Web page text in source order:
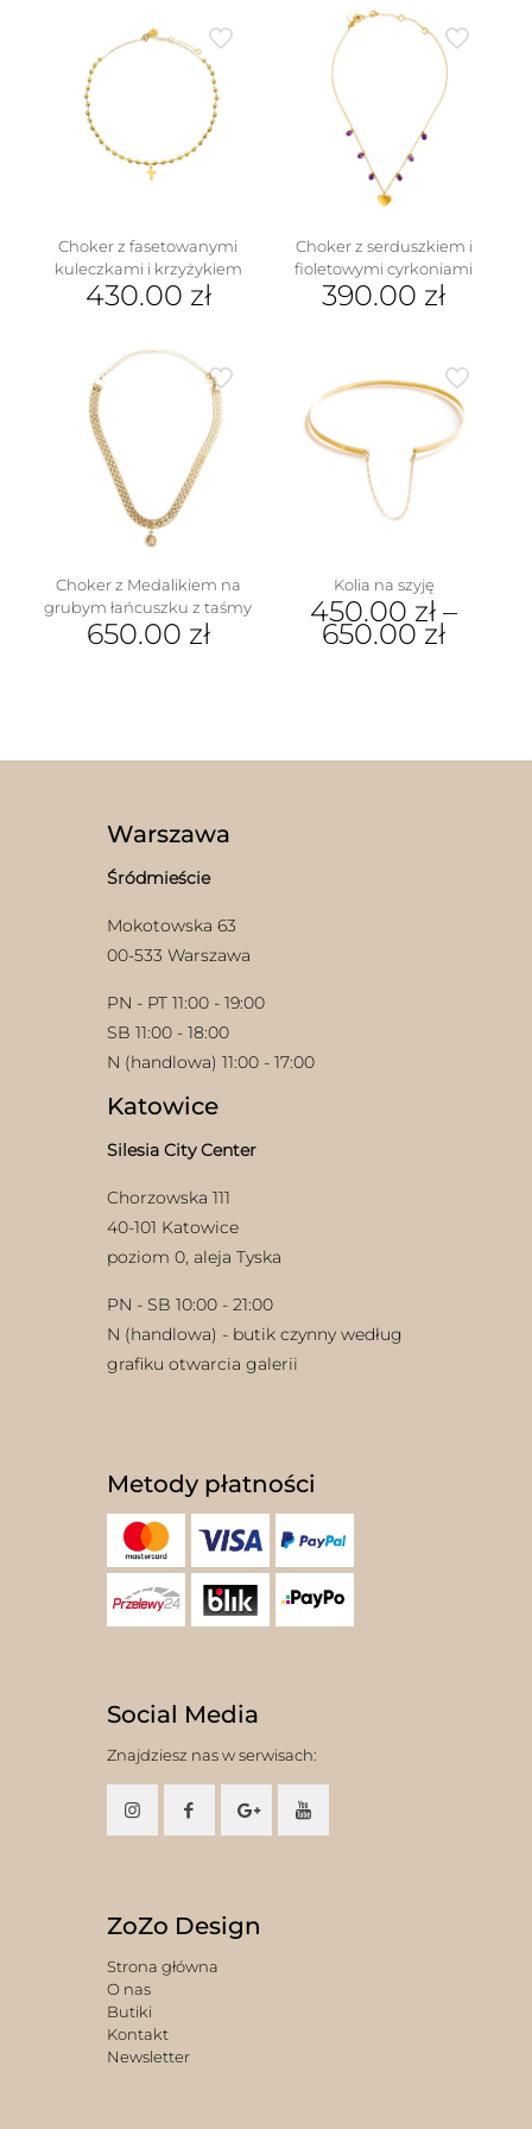
195.00
Choker z fasetowanymi
kuleczkami i krzyżykiem
430.00 zł
Choker z serduszkiem i
fioletowymi cyrkoniami
390.00 zł
Choker z Medalikiem na
grubym łańcuszku z taśmy
650.00 zł
Kolia na szyję
450.00 zł –
650.00 zł
Warszawa
Śródmieście
Mokotowska 63
00-533 Warszawa
PN - PT 11:00 - 19:00
SB 11:00 - 18:00
N (handlowa) 11:00 - 17:00
Katowice
Silesia City Center
Chorzowska 111
40-101 Katowice
poziom 0, aleja Tyska
PN - SB 10:00 - 21:00
N (handlowa) - butik czynny według
grafiku otwarcia galerii
Metody płatności
Social Media
Znajdziesz nas w serwisach:
ZoZo Design
Strona główna
O nas
Butiki
Kontakt
Newsletter